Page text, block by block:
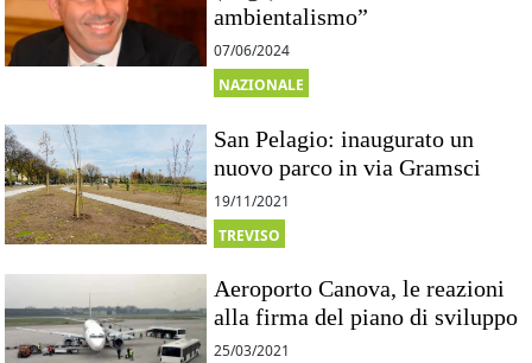
ambientalismo”
07/06/2024
NAZIONALE
San Pelagio: inaugurato un
nuovo parco in via Gramsci
19/11/2021
TREVISO
Aeroporto Canova, le reazioni
alla firma del piano di sviluppo
25/03/2021